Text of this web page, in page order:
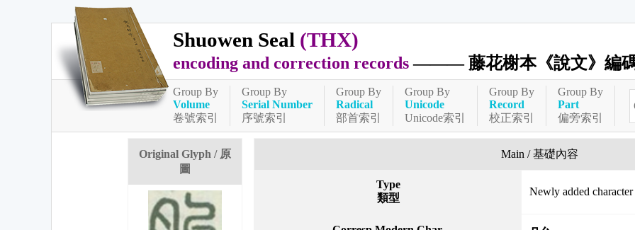
Shuowen Seal (THX)
encoding and correction records ——— 藤花榭本《說文》編
Group By
Volume
卷號索引
Group By
Serial Number
序號索引
Group By
Radical
部首索引
Group By
Unicode
Unicode索引
Group By
Record
校正索引
Group By
Part
偏旁索引
Original Glyph / 原
圖
Main / 基礎內容
Type
類型
Newly added